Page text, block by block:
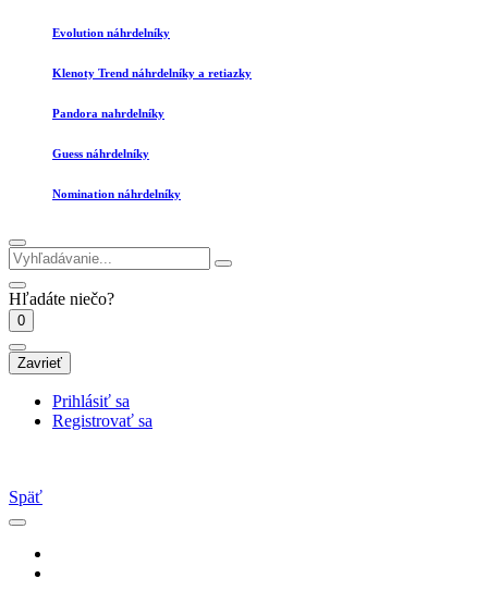
Evolution náhrdelníky
Klenoty Trend náhrdelníky a retiazky
Pandora nahrdelníky
Guess náhrdelníky
Nomination náhrdelníky
Hľadáte niečo?
0
Zavrieť
Prihlásiť sa
Registrovať sa
Späť